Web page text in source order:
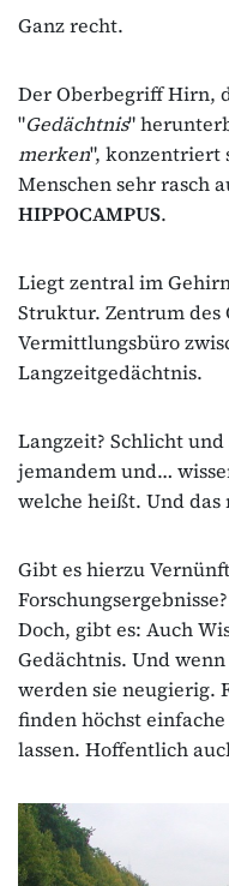
Ganz recht.
Der Oberbegriff Hirn,
"Gedächtnis"
merken", konzentriert
Menschen sehr rasch
HIPPOCAMPUS.
Liegt zentral im
Struktur. Zentrum des
Vermittlungsbüro
Langzeitgedächtnis.
Langzeit? Schlicht
jemandem und…
welche heißt. Und das
Gibt es hierzu
Forschungsergebnisse?
Doch, gibt es: Auch
Gedächtnis. Und
werden sie neugierig.
finden höchst
lassen. Hoffentlich